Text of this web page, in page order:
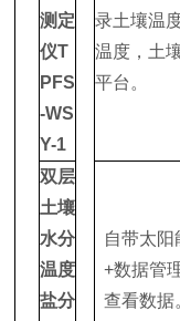
测定
仪T
PFS
-WS
Y-1
录土壤温
温度，土
平台。
双层
土壤
水分
温度
盐分
自带太
+数据管
查看数据